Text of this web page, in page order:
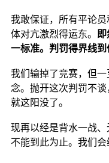
我敢保证，所有平论
体对亢激烈得运东。
一标准。判罚得界线到
我们输掉了竞赛，但
念。抛开这次判罚不
就这阳没了。
现再以经是背水一战
不能到此为止。我们